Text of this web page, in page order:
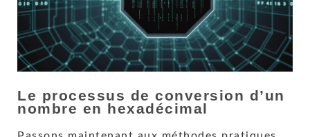
Le processus de conversion d’un
nombre en hexadécimal